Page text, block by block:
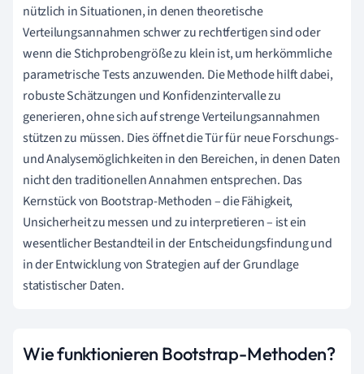
nützlich in Situationen, in denen theoretische
Verteilungsannahmen schwer zu rechtfertigen sind oder
wenn die Stichprobengröße zu klein ist, um herkömmliche
parametrische Tests anzuwenden. Die Methode hilft dabei,
robuste Schätzungen und Konfidenzintervalle zu
generieren, ohne sich auf strenge Verteilungsannahmen
stützen zu müssen. Dies öffnet die Tür für neue Forschungs-
und Analysemöglichkeiten in den Bereichen, in denen Daten
nicht den traditionellen Annahmen entsprechen. Das
Kernstück von Bootstrap-Methoden – die Fähigkeit,
Unsicherheit zu messen und zu interpretieren – ist ein
wesentlicher Bestandteil in der Entscheidungsfindung und
in der Entwicklung von Strategien auf der Grundlage
statistischer Daten.
Wie funktionieren Bootstrap-Methoden?